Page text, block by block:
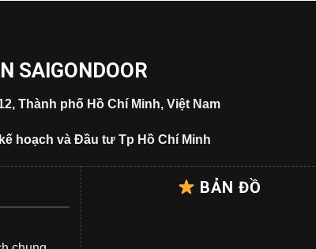
SAIGONDOOR
Thành phố Hồ Chí Minh, Việt Nam
hoạch và Đầu tư Tp Hồ Chí Minh
BẢN ĐỒ